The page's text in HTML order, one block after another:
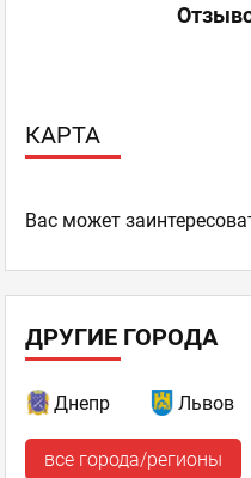
КАРТА
Ваc может
ДРУГИЕ ГОРОДА
Днепр Львов
все города/регионы